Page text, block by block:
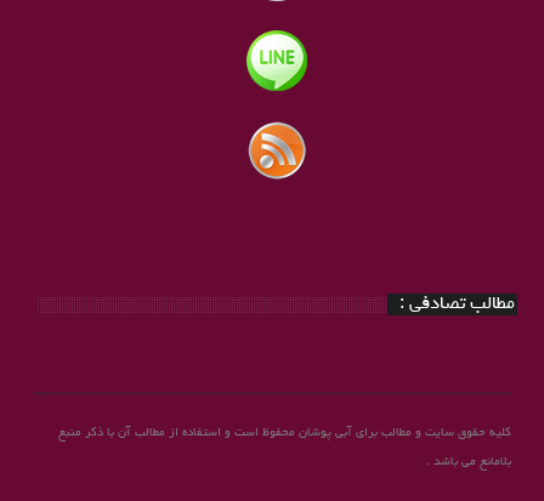
مطالب تصادفی :
کلیه حقوق سایت و مطالب برای آبی پوشان محفوظ است و استفاده از مطالب آن با ذکر منبع
بلامانع می باشد .